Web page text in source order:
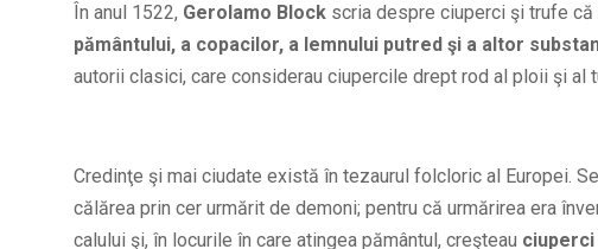
În anul 1522, Gerolamo Block scria despre ciuperci şi trufe că
pământului, a copacilor, a lemnului putred şi a altor
autorii clasici, care considerau ciupercile drept rod al ploii şi al
Credinţe şi mai ciudate există în tezaurul folcloric al Europei.
călărea prin cer urmărit de demoni; pentru că urmărirea era
calului şi, în locurile în care atingea pământul, creşteau